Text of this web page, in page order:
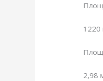
1220
2,98